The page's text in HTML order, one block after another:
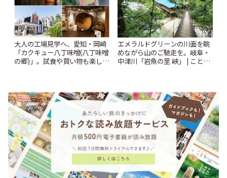
大人の工場見学へ、愛知・岡崎
「カクキュー八丁味噌(八丁味噌
の郷)」。試食や買い物も楽しみ
エメラルドグリーンの川面を眺
めながら山のご馳走を。岐阜・
中津川「岩魚の里 峡」 | ことり